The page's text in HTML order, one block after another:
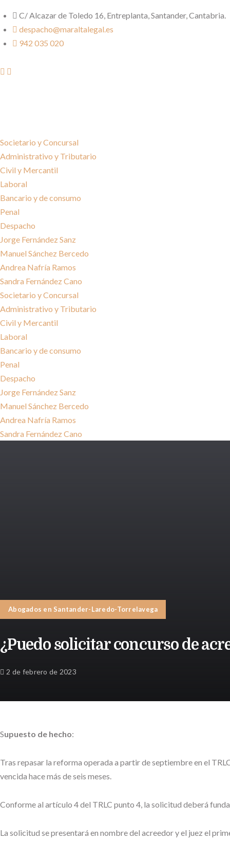
C/ Alcazar de Toledo 16, Entreplanta, Santander, Cantabria.
despacho@maraltalegal.es
942 035 020
Societario y Concursal
Administrativo y Tributario
Civil y Mercantil
Laboral
Bancario y de consumo
Penal
Despacho
Jorge Fernández Sanz
Manuel Sánchez Bercedo
Andrea Nafría Ramos
Sandra Fernández Cano
Societario y Concursal
Administrativo y Tributario
Civil y Mercantil
Laboral
Bancario y de consumo
Penal
Despacho
Jorge Fernández Sanz
Manuel Sánchez Bercedo
Andrea Nafría Ramos
Sandra Fernández Cano
Abogados en Santander-Laredo-Torrelavega
¿Puedo solicitar concurso de
2 de febrero de 2023
Supuesto de hecho:
Tras repasar la reforma operada a partir de septiembre en el
vencida hace más de seis meses.
Conforme al artículo 4 del TRLC punto 4, la solicitud deberá
La solicitud se presentará en nombre del acreedor y el juez el